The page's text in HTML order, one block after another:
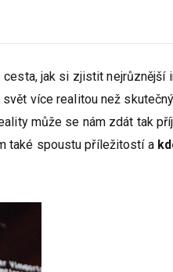
jak si zjistit nejrůznější
více realitou než
může se nám zdát tak
také spoustu příležitostí a